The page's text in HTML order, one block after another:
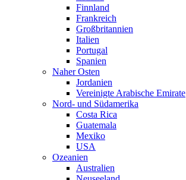
Finnland
Frankreich
Großbritannien
Italien
Portugal
Spanien
Naher Osten
Jordanien
Vereinigte Arabische Emirate
Nord- und Südamerika
Costa Rica
Guatemala
Mexiko
USA
Ozeanien
Australien